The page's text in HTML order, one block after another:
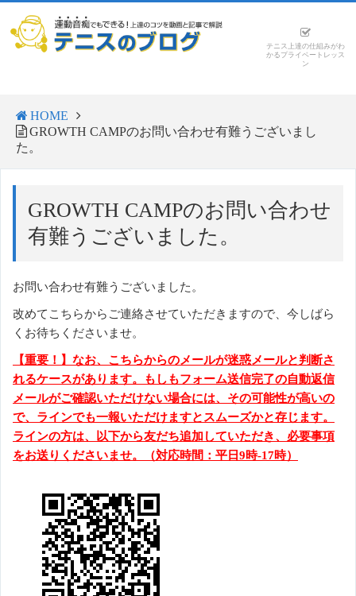
テニス上達の仕組みがわ
かるプライベートレッス
ン
HOME
GROWTH CAMPのお問い合わせ有難うございまし
た。
GROWTH CAMPのお問い合わせ
有難うございました。
お問い合わせ有難うございました。
改めてこちらからご連絡させていただきますので、今しばら
くお待ちくださいませ。
【重要！】なお、こちらからのメールが迷惑メールと判断さ
れるケースがあります。もしもフォーム送信完了の自動返信
メールがご確認いただけない場合には、その可能性が高いの
で、ラインでも一報いただけますとスムーズかと存じます。
ラインの方は、以下から友だち追加していただき、必要事項
をお送りくださいませ。（対応時間：平日9時-17時）